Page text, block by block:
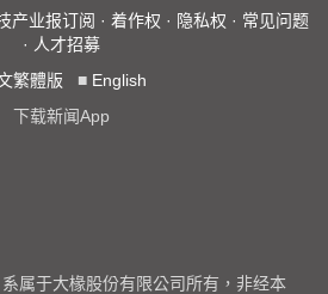
产业报订阅 · 着作权 · 隐私权 · 常见问题
· 人才招募
繁體版 ■ English
下载新闻App
属于大椽股份有限公司所有，非经本